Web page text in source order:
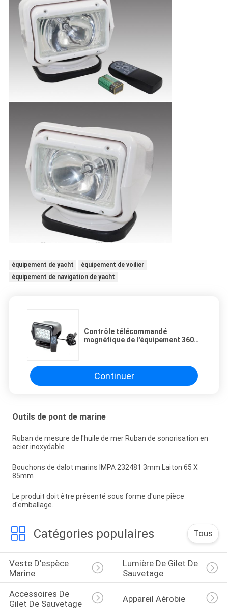
équipement de yacht
équipement de voilier
équipement de navigation de yacht
Contrôle télécommandé
magnétique de l'équipement 360
Continuer
Outils de pont de marine
Ruban de mesure de l'huile de mer Ruban de sonorisation en
acier inoxydable
Bouchons de dalot marins IMPA 232481 3mm Laiton 65 X
85mm
Le produit doit être présenté sous forme d'une pièce
d'emballage.
Catégories populaires Tous
Veste D'espèce
Marine
Lumière De Gilet De
Sauvetage
Accessoires De
Gilet De Sauvetage
Appareil Aérobie